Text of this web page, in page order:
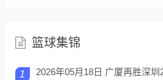
篮球集锦
1
2026年05月18日 广厦再胜深